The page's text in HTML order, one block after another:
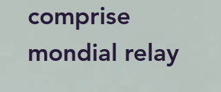
comprise
mondial relay